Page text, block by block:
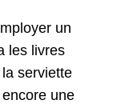
un
les livres
servi­ette
une